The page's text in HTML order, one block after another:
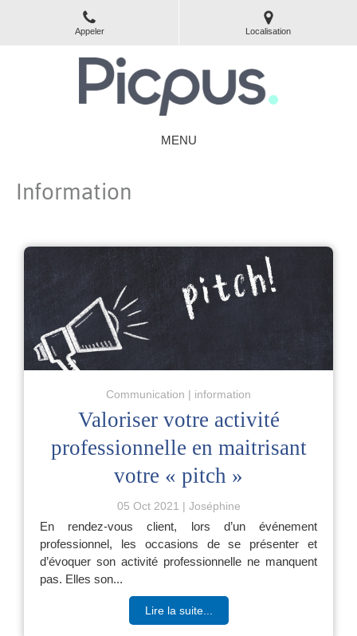
Appeler Localisation
MENU
Information
Communication information
Valoriser votre activité
professionnelle en maitrisant
votre « pitch »
05 Oct 2021 Joséphine
En rendez-vous client, lors d’un événement
professionnel, les occasions de se présenter et
d’évoquer son activité professionnelle ne manquent
pas. Elles son...
Lire la suite...